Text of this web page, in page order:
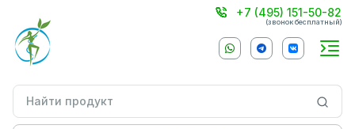
+7 (495) 151-50-82
(звонок бесплатный)